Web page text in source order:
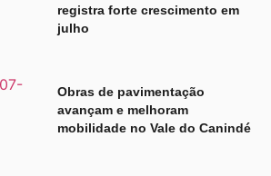
registra forte crescimento em
julho
Obras de pavimentação
avançam e melhoram
mobilidade no Vale do Canindé